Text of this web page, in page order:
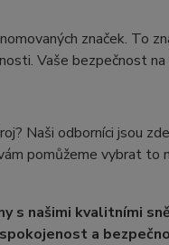
značek. To
Vaše bezpečnost na
Naši odborníci jsou
pomůžeme vybrat to
s našimi kvalitními
a